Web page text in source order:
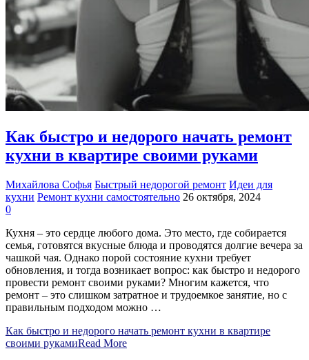
Как быстро и недорого начать ремонт
кухни в квартире своими руками
Михайлова Софья Быстрый недорогой ремонт Идеи для
кухни Ремонт кухни самостоятельно 26 октября, 2024
0
Кухня – это сердце любого дома. Это место, где собирается
семья, готовятся вкусные блюда и проводятся долгие вечера за
чашкой чая. Однако порой состояние кухни требует
обновления, и тогда возникает вопрос: как быстро и недорого
провести ремонт своими руками? Многим кажется, что
ремонт – это слишком затратное и трудоемкое занятие, но с
правильным подходом можно …
Как быстро и недорого начать ремонт кухни в квартире
своими рукамиRead More